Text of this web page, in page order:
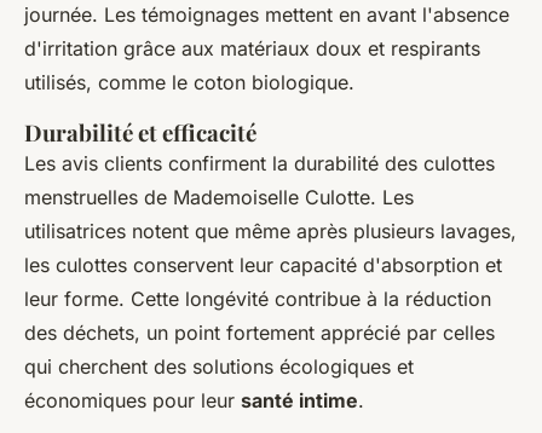
journée. Les témoignages mettent en avant l'absence
d'irritation grâce aux matériaux doux et respirants
utilisés, comme le coton biologique.
Durabilité et efficacité
Les avis clients confirment la durabilité des culottes
menstruelles de Mademoiselle Culotte. Les
utilisatrices notent que même après plusieurs lavages,
les culottes conservent leur capacité d'absorption et
leur forme. Cette longévité contribue à la réduction
des déchets, un point fortement apprécié par celles
qui cherchent des solutions écologiques et
économiques pour leur santé intime.